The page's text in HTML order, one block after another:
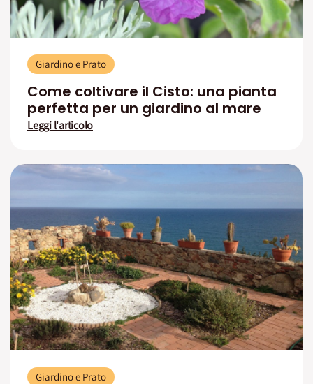
Giardino e Prato
Come coltivare il Cisto: una pianta
perfetta per un giardino al mare
Leggi l'articolo
Giardino e Prato